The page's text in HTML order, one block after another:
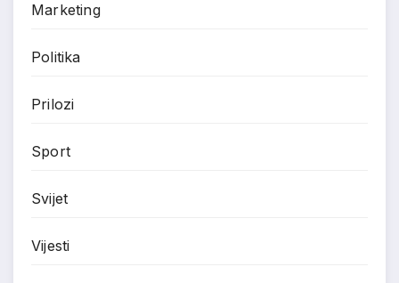
Marketing
Politika
Prilozi
Sport
Svijet
Vijesti